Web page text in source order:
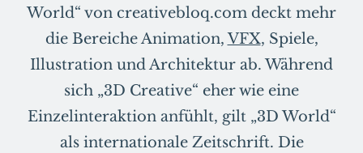
World“ von creativebloq.com deckt mehr
die Bereiche Animation,VFX, Spiele,
Illustration und Architektur ab. Während
sich „3D Creative“ eher wie eine
Einzelinteraktion anfühlt, gilt „3D World“
als internationale Zeitschrift. Die